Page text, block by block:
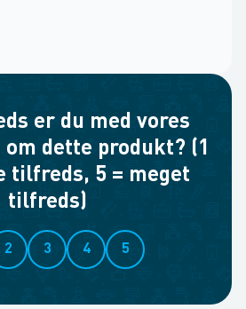
er du med vores
dette produkt? (1
tilfreds, 5 = meget
tilfreds)
2 3 4 5